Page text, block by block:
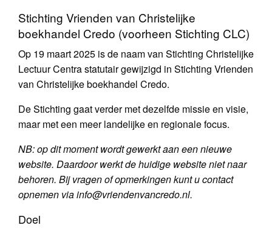
Stichting Vrienden van Christelijke
boekhandel Credo (voorheen Stichting CLC)
Op 19 maart 2025 is de naam van Stichting Christelijke
Lectuur Centra statutair gewijzigd in Stichting Vrienden
van Christelijke boekhandel Credo.
De Stichting gaat verder met dezelfde missie en visie,
maar met een meer landelijke en regionale focus.
NB: op dit moment wordt gewerkt aan een nieuwe
website. Daardoor werkt de huidige website niet naar
behoren. Bij vragen of opmerkingen kunt u contact
opnemen via info@vriendenvancredo.nl.
Doel